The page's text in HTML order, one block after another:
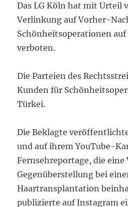
Das LG Köln hat mit Urteil
Verlinkung auf Vorher-
Schönheitsoperationen
verboten.
Die Parteien des
Kunden für
Türkei.
Die Beklagte
und auf ihrem YouTube-
Fernsehreportage, die
Gegenüberstellung bei
Haartransplantation
publizierte auf Instagram